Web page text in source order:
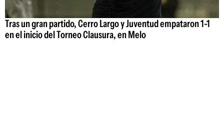
Tras un gran partido, Cerro Largo y Juventud empataron 1-1
en el inicio del Torneo Clausura, en Melo